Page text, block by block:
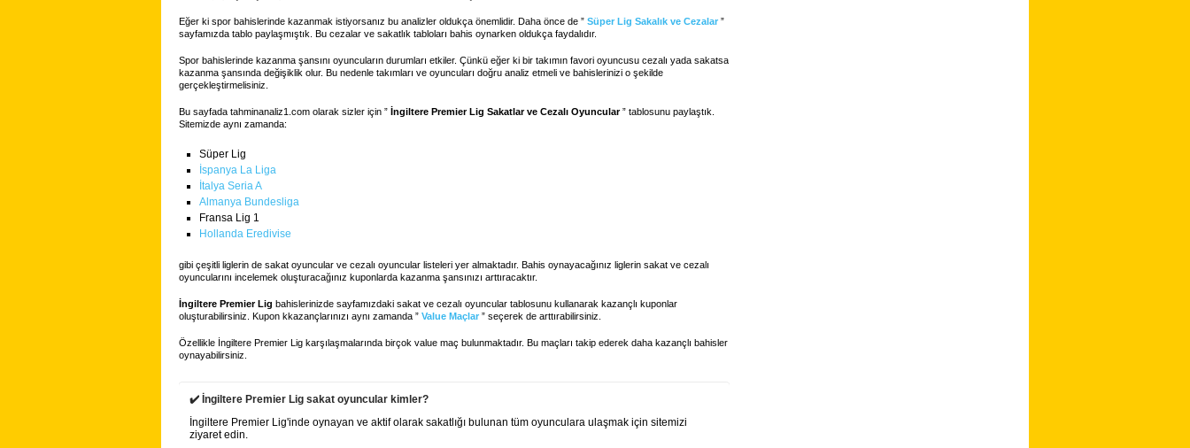
Eğer ki spor bahislerinde kazanmak istiyorsanız bu analizler oldukça önemlidir. Daha önce de ” Süper Lig Sakalık ve Cezalar ”
sayfamızda tablo paylaşmıştık. Bu cezalar ve sakatlık tabloları bahis oynarken oldukça faydalıdır.
Spor bahislerinde kazanma şansını oyuncuların durumları etkiler. Çünkü eğer ki bir takımın favori oyuncusu cezalı yada sakatsa
kazanma şansında değişiklik olur. Bu nedenle takımları ve oyuncuları doğru analiz etmeli ve bahislerinizi o şekilde
gerçekleştirmelisiniz.
Bu sayfada tahminanaliz1.com olarak sizler için ” İngiltere Premier Lig Sakatlar ve Cezalı Oyuncular” tablosunu paylaştık.
Sitemizde aynı zamanda:
Süper Lig
İspanya La Liga
İtalya Seria A
Almanya Bundesliga
Fransa Lig 1
Hollanda Eredivise
gibi çeşitli liglerin de sakat oyuncular ve cezalı oyuncular listeleri yer almaktadır. Bahis oynayacağınız liglerin sakat ve cezalı
oyuncularını incelemek oluşturacağınız kuponlarda kazanma şansınızı arttıracaktır.
İngiltere Premier Lig bahislerinizde sayfamızdaki sakat ve cezalı oyuncular tablosunu kullanarak kazançlı kuponlar
oluşturabilirsiniz. Kupon kkazançlarınızı aynı zamanda ” Value Maçlar ” seçerek de arttırabilirsiniz.
Özellikle İngiltere Premier Lig karşılaşmalarında birçok value maç bulunmaktadır. Bu maçları takip ederek daha kazançlı bahisler
oynayabilirsiniz.
✔️ İngiltere Premier Lig sakat oyuncular kimler?
İngiltere Premier Lig'inde oynayan ve aktif olarak sakatlığı bulunan tüm oyunculara ulaşmak için sitemizi
ziyaret edin.